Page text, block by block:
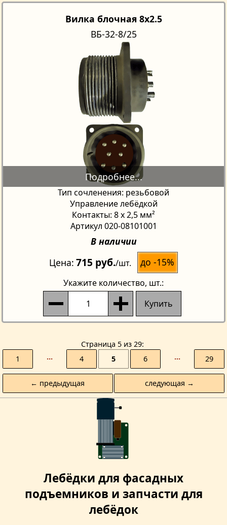
Лебёдки для фасадных
подъемников и запчасти для
лебёдок
Вилка блочная 8х2.5
ВБ-32-8/25
Тип сочленения: резьбовой
Управление лебёдкой
Контакты: 8 x 2,5 мм²
Артикул 020-08101001
В наличии
Цена 715 руб./шт. до -15%
Укажите количество, шт.:
Купить
← предыдущая
Страницa 5 из 29
1
··· 4 5 6 ··· 29
следующая →